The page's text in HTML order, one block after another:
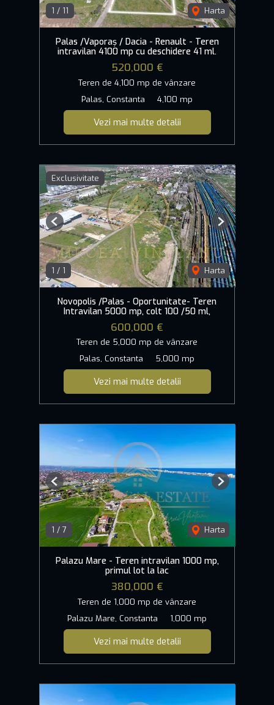
1 / 11 Harta
Palas /Vaporaș / Dacia - Renault - Teren
intravilan 4100 mp cu deschidere 41 ml.
520,000 €
Teren de 4,100 mp de vânzare
Palas, Constanta
4,100 mp
Vezi mai multe detalii
Exclusivitate
1 / 1 Harta
Previous Next
Novopolis /Palas - Oportunitate- Teren
Intravilan 5000 mp, colt 100 /50 ml,
600,000 €
Teren de 5,000 mp de vânzare
Palas, Constanta
5,000 mp
Vezi mai multe detalii
1 / 7 Harta
Previous Next
Palazu Mare - Teren intravilan 1000 mp,
primul lot la lac
380,000 €
Teren de 1,000 mp de vânzare
Palazu Mare, Constanta
1,000 mp
Vezi mai multe detalii